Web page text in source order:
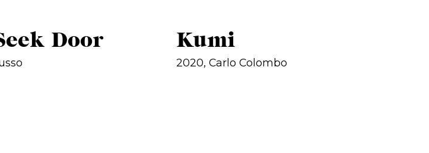
Door Kumi
2020, Carlo Colombo